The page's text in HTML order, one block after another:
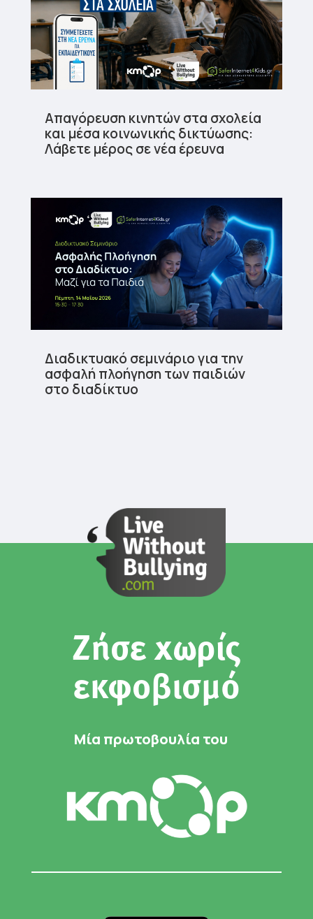
Απαγόρευση κινητών στα σχολεία
και μέσα κοινωνικής δικτύωσης:
Λάβετε μέρος σε νέα έρευνα
Διαδικτυακό σεμινάριο για την
ασφαλή πλοήγηση των παιδιών
στο διαδίκτυο
Ζήσε χωρίς
εκφοβισμό
Μία πρωτοβουλία του